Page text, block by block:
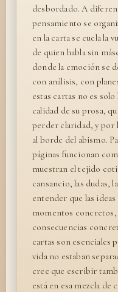
desbordado. A
pensamiento se
en la carta se cuela la
de quien habla sin
donde la emoción se
con análisis, con
estas cartas no es
calidad de su prosa,
perder claridad, y por
al borde del abismo.
páginas funcionan
muestran el tejido
cansancio, las dudas,
entender que las
momentos
consecuencias
cartas son esenciales
vida no estaban
cree que escribir
está en esa mezcla de